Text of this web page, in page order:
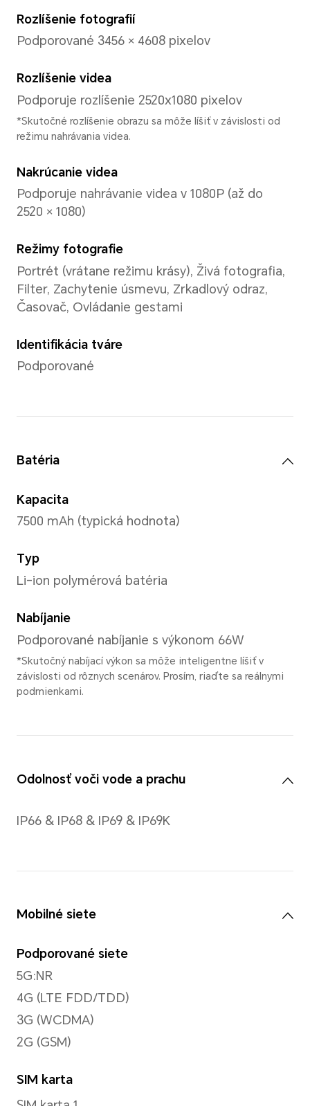
Operačný systém
MagicOS 9.0 (Android 15)
Používateľské rozhranie
MagicOS 9.0 (Android 15)
Hlavný fotoaparát
Hlavný fotoaparát
108 Mpx hlavný fotoaparát
Nakrúcanie videa
Podporované 4K pixely
Režim zaostrovania
10× digitálny zoom
Rozlíšenie fotografií
Podporované rozlíšenie